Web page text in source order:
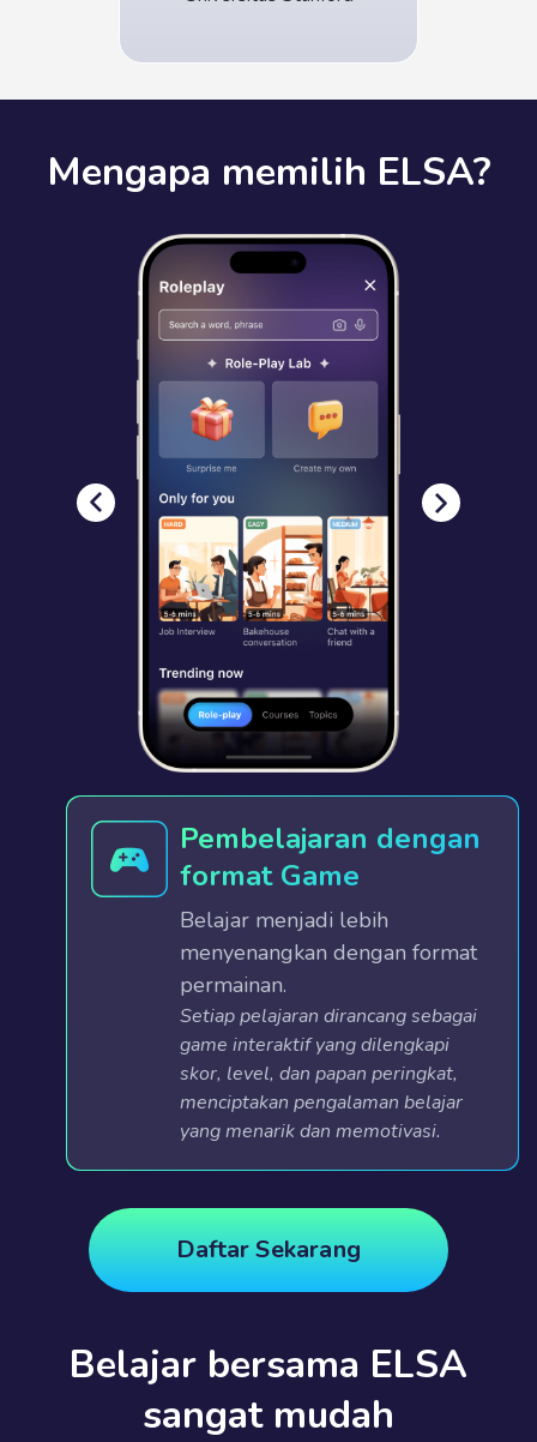
Mengapa memilih ELSA?
Pembelajaran dengan
format Game
Belajar menjadi lebih
menyenangkan dengan format
permainan.
Setiap pelajaran dirancang sebagai
game interaktif yang dilengkapi
skor, level, dan papan peringkat,
menciptakan pengalaman belajar
yang menarik dan memotivasi.
Daftar Sekarang
Belajar bersama ELSA
sangat mudah